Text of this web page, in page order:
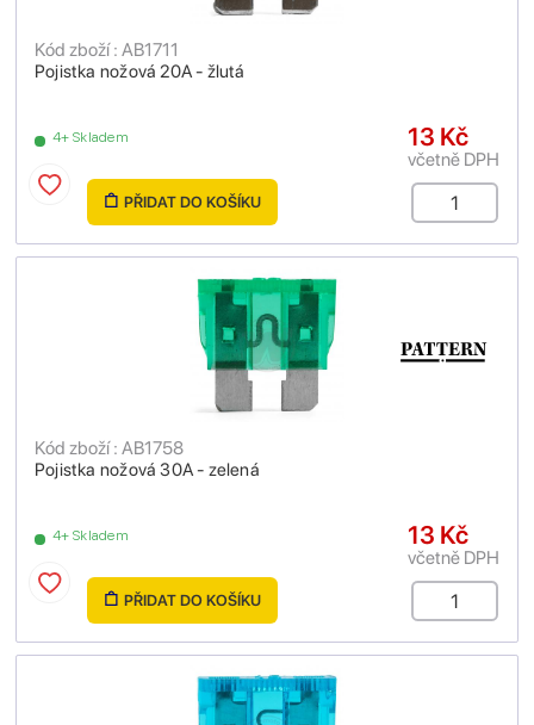
Pojistka nožová 20A - žlutá
Kód zboží : AB1711
4+ Skladem 13 Kč
včetně DPH
PŘIDAT DO KOŠÍKU
Pojistka nožová 30A - zelená
Kód zboží : AB1758
4+ Skladem 13 Kč
včetně DPH
PŘIDAT DO KOŠÍKU